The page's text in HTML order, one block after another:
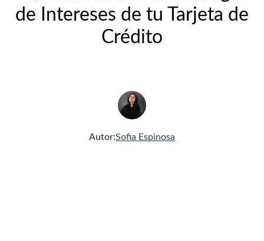
de Intereses de tu Tarjeta de
Crédito
Autor:Sofia Espinosa